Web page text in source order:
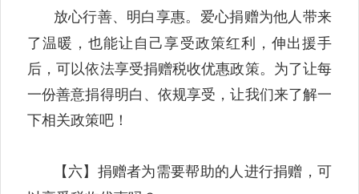
放心行善、明白享惠。爱心捐赠为他人带来
了温暖，也能让自己享受政策红利，伸出援手
后，可以依法享受捐赠税收优惠政策。为了让每
一份善意捐得明白、依规享受，让我们来了解一
下相关政策吧！
【六】捐赠者为需要帮助的人进行捐赠，可